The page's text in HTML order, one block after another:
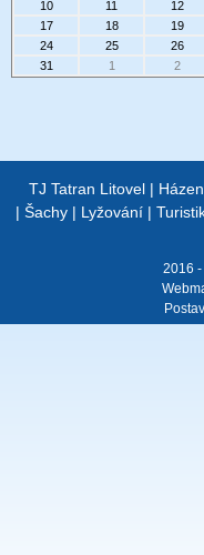
10
11 12
17
18 19
24
25 26
31
1 2
TJ Tatran Litovel |
| Šachy| Lyžování|
2016 -